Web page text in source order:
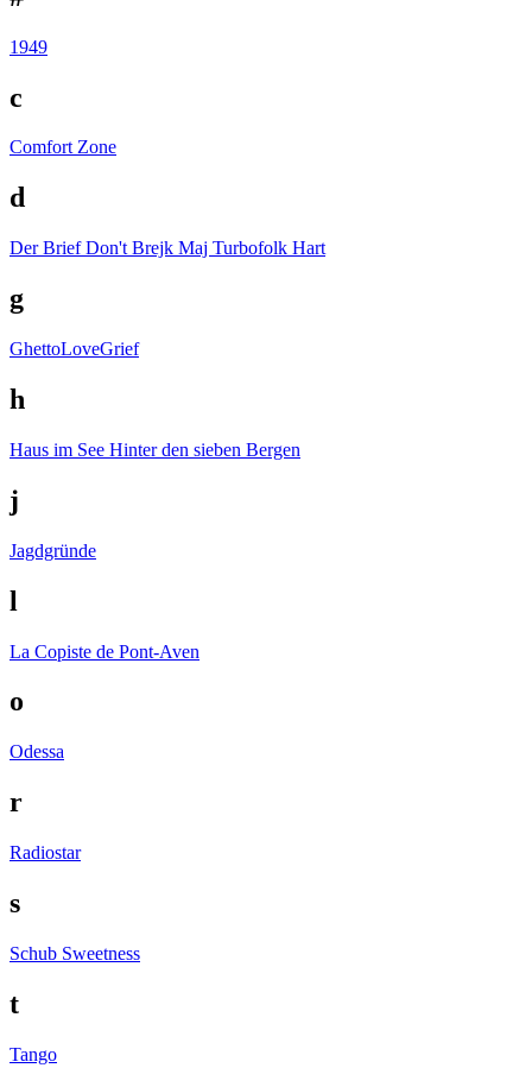
1949
c
Comfort Zone
d
Der Brief Don't Brejk Maj Turbofolk Hart
g
GhettoLoveGrief
h
Haus im See Hinter den sieben Bergen
j
Jagdgründe
l
La Copiste de Pont-Aven
o
Odessa
r
Radiostar
s
Schub Sweetness
t
Tango